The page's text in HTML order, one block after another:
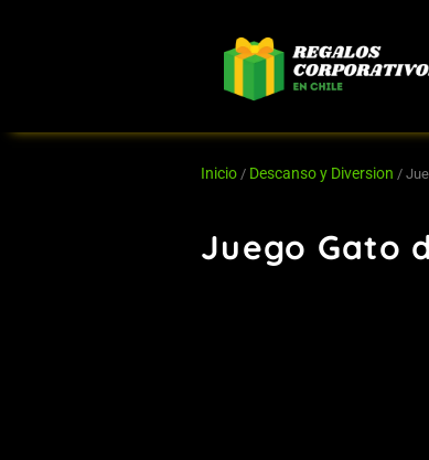
Inicio / Descanso y Diversion /
Juego Gato